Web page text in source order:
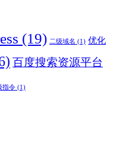
(19) 二级域名 (1) 优化
百度搜索资源平台
指令 (1)